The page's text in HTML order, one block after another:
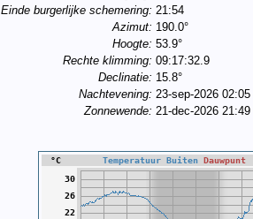
Einde burgerlijke schemering: 21:54
Azimut: 190.0°
Hoogte: 53.9°
Rechte klimming: 09:17:32.9
Declinatie: 15.8°
Nachtevening: 23-sep-2026 02:05
Zonnewende: 21-dec-2026 21:49